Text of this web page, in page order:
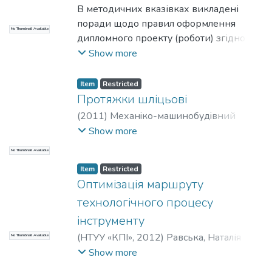
No Thumbnail Available
інститут;Пасічник, Віталій Анатолійович
Солодкий, Валерій Іванович;НТУУ «КПІ»
В методичних вказівках викладені
поради щодо правил оформлення
дипломного проекту (роботи) згідно
вимогам існуючих стандартів та
Show more
No Thumbnail Available
Item Restricted
Протяжки шліцьові
(2011) Механiко-машинобудiвний
iнститут;Солодкий, В. І.
Show more
No Thumbnail Available
Item Restricted
Оптимізація маршруту
технологічного процесу
інструменту
(НТУУ «КПІ», 2012) Равська, Наталія
Сергіївна;Ковальова, Любов Іванівна
Show more